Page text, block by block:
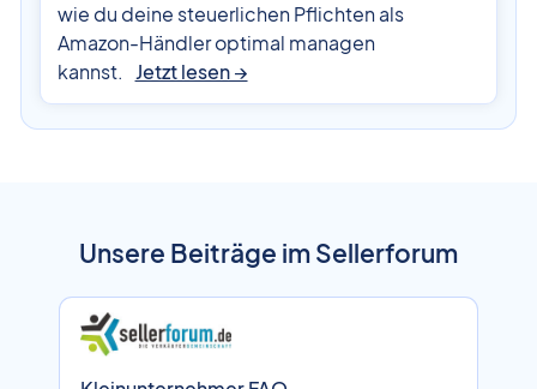
wie du deine steuerlichen Pflichten als
Amazon-Händler optimal managen
kannst. Jetzt lesen →
Unsere Beiträge im Sellerforum